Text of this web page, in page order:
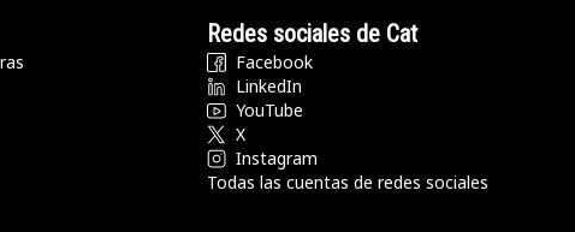
Redes sociales de Cat
Facebook
LinkedIn
YouTube
X
Instagram
Todas las cuentas de redes sociales